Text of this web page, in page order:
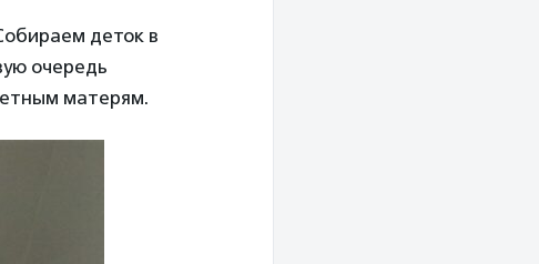
деток в
очередь
матерям.